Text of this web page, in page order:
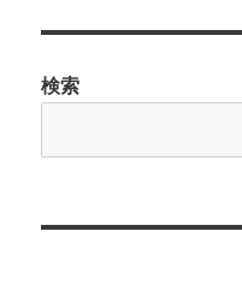
ン
検索